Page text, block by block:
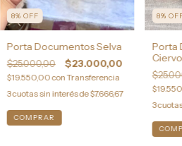
8% OFF
Porta Documentos Selva
$25.000,00 $23.000,00
$19.550,00conTransferencia
3cuotas sin interés de$7.666,67
8%
Porta
3